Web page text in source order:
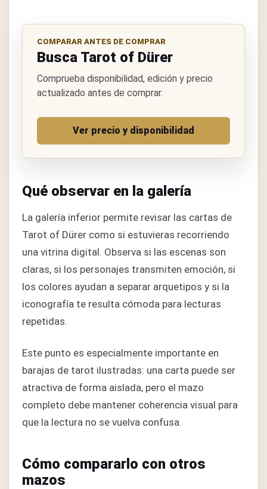
COMPARAR ANTES DE COMPRAR
Busca Tarot of Dürer
Comprueba disponibilidad, edición y precio
actualizado antes de comprar.
Ver precio y disponibilidad
Qué observar en la galería
La galería inferior permite revisar las cartas de
Tarot of Dürer como si estuvieras recorriendo
una vitrina digital. Observa si las escenas son
claras, si los personajes transmiten emoción, si
los colores ayudan a separar arquetipos y si la
iconografía te resulta cómoda para lecturas
repetidas.
Este punto es especialmente importante en
barajas de tarot ilustradas: una carta puede ser
atractiva de forma aislada, pero el mazo
completo debe mantener coherencia visual para
que la lectura no se vuelva confusa.
Cómo compararlo con otros
mazos